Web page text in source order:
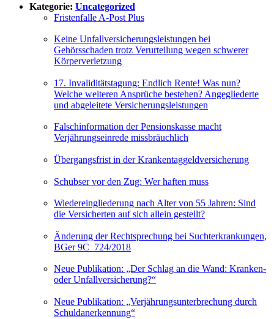
Kategorie: Uncategorized
Fristenfalle A-Post Plus
Keine Unfallversicherungsleistungen bei
Gehörsschaden trotz Verurteilung wegen schwerer
Körperverletzung
17. Invaliditätstagung: Endlich Rente! Was nun?
Welche weiteren Ansprüche bestehen? Angegliederte
und abgeleitete Versicherungsleistungen
Falschinformation der Pensionskasse macht
Verjährungseinrede missbräuchlich
Übergangsfrist in der Krankentaggeldversicherung
Schubser vor den Zug: Wer haften muss
Wiedereingliederung nach Alter von 55 Jahren: Sind
die Versicherten auf sich allein gestellt?
Änderung der Rechtsprechung bei Suchterkrankungen,
BGer 9C_724/2018
Neue Publikation: „Der Schlag an die Wand: Kranken-
oder Unfallversicherung?“
Neue Publikation: „Verjährungsunterbrechung durch
Schuldanerkennung“